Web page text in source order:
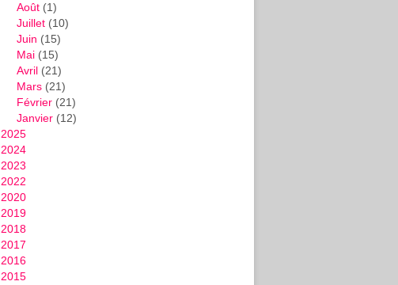
Août (1)
Juillet (10)
Juin (15)
Mai (15)
Avril (21)
Mars (21)
Février (21)
Janvier (12)
2025
2024
2023
2022
2020
2019
2018
2017
2016
2015